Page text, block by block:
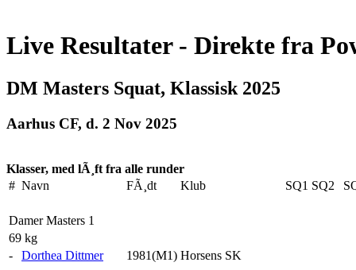
Live Resultater - Direkte fra
DM Masters Squat, Klassisk 2025
Aarhus CF, d. 2 Nov 2025
Klasser, med lÃ¸ft fra alle runder
# Navn FÃ¸dt Klub SQ1 SQ2
Damer Masters 1
69 kg
-
Dorthea Dittmer 1981(M1) Horsens SK